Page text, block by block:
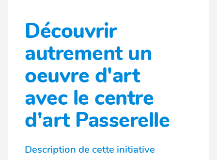
Découvrir
autrement un
oeuvre d'art
avec le centre
d'art Passerelle
Description de cette initiative